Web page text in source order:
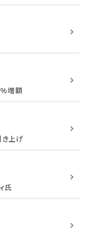
増額
き上げ
氏